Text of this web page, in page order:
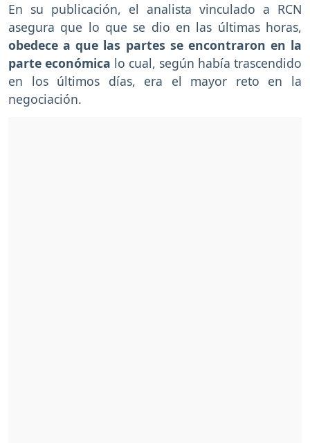
En su publicación, el analista vinculado a RCN
asegura que lo que se dio en las últimas horas,
obedece a que las partes se encontraron en la
parte económica lo cual, según había trascendido
en los últimos días, era el mayor reto en la
negociación.